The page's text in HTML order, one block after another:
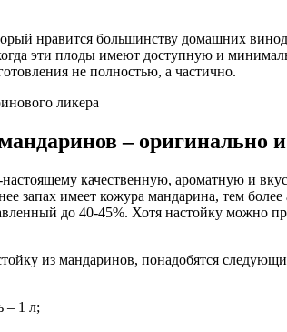
нравится большинству домашних
эти плоды имеют доступную и
не полностью, а частично.
– оригинально
качественную, ароматную и
запах имеет кожура мандарина, тем
до 40-45%. Хотя настойку можно
из мандаринов, понадобятся
– 1 л;